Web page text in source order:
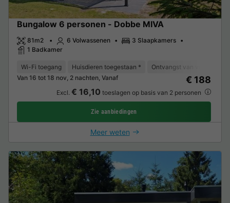
Bungalow 6 personen - Dobbe MIVA
81m2 6 Volwassenen
3 Slaapkamers
1 Badkamer
Wi-Fi toegang Huisdieren toegestaan *
Ontvangst van
Van 16 tot 18 nov, 2 nachten, Vanaf
€ 188
Excl. € 16,10 toeslagen op basis van 2 personen
Zie aanbiedingen
Meer weten